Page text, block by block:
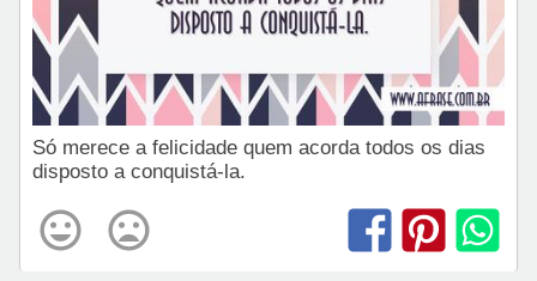
Só merece a felicidade quem acorda todos os dias
disposto a conquistá-la.